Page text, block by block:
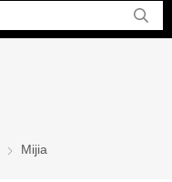
Mijia